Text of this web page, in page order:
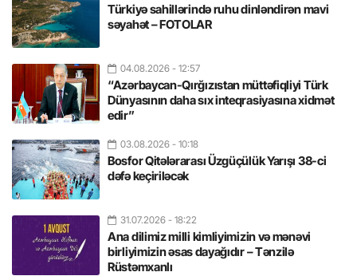
Türkiyə sahillərində ruhu dinləndirən mavi
səyahət – FOTOLAR
04.08.2026 - 12:57
“Azərbaycan-Qırğızıstan müttəfiqliyi Türk
Dünyasının daha sıx inteqrasiyasına xidmət
edir”
03.08.2026 - 10:18
Bosfor Qitələrarası Üzgüçülük Yarışı 38-ci
dəfə keçiriləcək
31.07.2026 - 18:22
Ana dilimiz milli kimliyimizin və mənəvi
birliyimizin əsas dayağıdır – Tənzilə
Rüstəmxanlı